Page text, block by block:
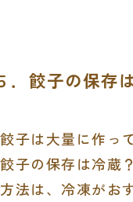
．餃子の保存
餃子は大量に作っ
餃子の保存は冷蔵
方法は、冷凍がお